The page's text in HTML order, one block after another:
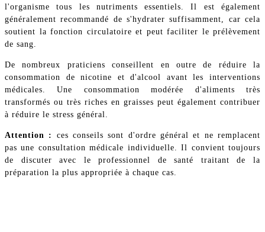
l'organisme tous les nutriments essentiels. Il est également
généralement recommandé de s'hydrater suffisamment, car cela
soutient la fonction circulatoire et peut faciliter le prélèvement
de sang.
De nombreux praticiens conseillent en outre de réduire la
consommation de nicotine et d'alcool avant les interventions
médicales. Une consommation modérée d'aliments très
transformés ou très riches en graisses peut également contribuer
à réduire le stress général.
Attention :
ces conseils sont d'ordre général et ne remplacent
pas une consultation médicale individuelle. Il convient toujours
de discuter avec le professionnel de santé traitant de la
préparation la plus appropriée à chaque cas.